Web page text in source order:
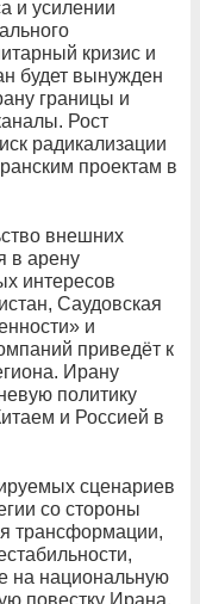
и усилении
кризис и
будет вынужден
границы и
Рост
радикализации
проектам в
внешних
в арену
интересов
Саудовская
и
приведёт к
Ирану
политику
и Россией в
сценариев
со стороны
трансформации,
на национальную
повестку Ирана.